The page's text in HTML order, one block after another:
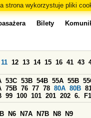
strona wykorzystuje pliki
Bilety
11 12 13 14 15 16 41 43
53C 53B 54B 55A 55B
75B 76 77 78 80A 80B
99 100 101 201 202 6. F1
N6 N7A N7B N8 N9